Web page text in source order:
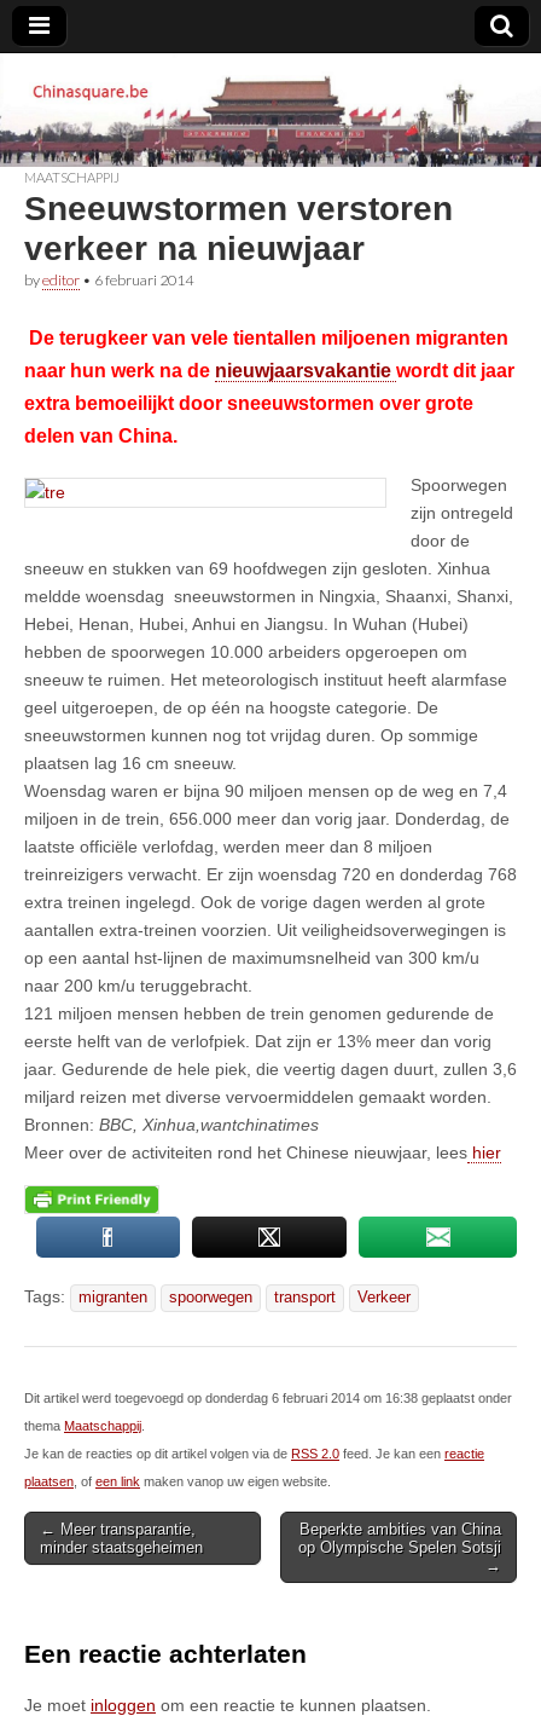
Chinasquare.be
MAATSCHAPPIJ
Sneeuwstormen verstoren
verkeer na nieuwjaar
byeditor • 6 februari 2014
De terugkeer van vele tientallen miljoenen migranten
naar hun werk na de nieuwjaarsvakantie wordt dit jaar
extra bemoeilijkt door sneeuwstormen over grote
delen van China.
Spoorwegen
zijn ontregeld
door de
sneeuw en stukken van 69 hoofdwegen zijn gesloten. Xinhua
meldde woensdag sneeuwstormen in Ningxia, Shaanxi, Shanxi,
Hebei, Henan, Hubei, Anhui en Jiangsu. In Wuhan (Hubei)
hebben de spoorwegen 10.000 arbeiders opgeroepen om
sneeuw te ruimen. Het meteorologisch instituut heeft alarmfase
geel uitgeroepen, de op één na hoogste categorie. De
sneeuwstormen kunnen nog tot vrijdag duren. Op sommige
plaatsen lag 16 cm sneeuw.
Woensdag waren er bijna 90 miljoen mensen op de weg en 7,4
miljoen in de trein, 656.000 meer dan vorig jaar. Donderdag, de
laatste officiële verlofdag, werden meer dan 8 miljoen
treinreizigers verwacht. Er zijn woensdag 720 en donderdag 768
extra treinen ingelegd. Ook de vorige dagen werden al grote
aantallen extra-treinen voorzien. Uit veiligheidsoverwegingen is
op een aantal hst-lijnen de maximumsnelheid van 300 km/u
naar 200 km/u teruggebracht.
121 miljoen mensen hebben de trein genomen gedurende de
eerste helft van de verlofpiek. Dat zijn er 13% meer dan vorig
jaar. Gedurende de hele piek, die veertig dagen duurt, zullen 3,6
miljard reizen met diverse vervoermiddelen gemaakt worden.
Bronnen: BBC, Xinhua,wantchinatimes
Meer over de activiteiten rond het Chinese nieuwjaar, lees hier
Tags: migranten spoorwegen transport Verkeer
Dit artikel werd toegevoegd op donderdag 6 februari 2014 om 16:38 geplaatst onder
thema Maatschappij
Je kan de reacties op dit artikel volgen via de RSS 2.0 feed. Je kan een reactie
plaatsen , of een link maken vanop uw eigen website.
Post
navigation
← Meer transparantie,
minder staatsgeheimen
Beperkte ambities van China
op Olympische Spelen Sotsji
→
Een reactie achterlaten
Je moet inloggen om een reactie te kunnen plaatsen.